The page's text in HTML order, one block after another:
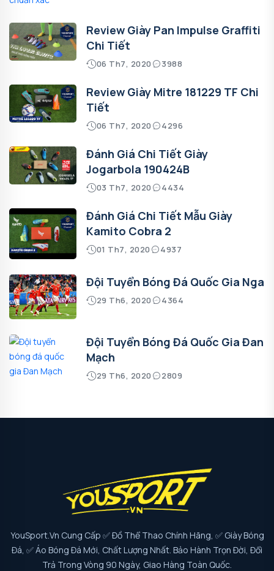
Review Giày Pan Impulse Graffiti
Chi Tiết
06 Th7, 2020 3988
Review Giày Mitre 181229 TF Chi
Tiết
06 Th7, 2020 4296
Đánh Giá Chi Tiết Giày
Jogarbola 190424B
03 Th7, 2020 4434
Đánh Giá Chi Tiết Mẫu Giày
Kamito Cobra 2
01 Th7, 2020 4937
Đội Tuyển Bóng Đá Quốc Gia Nga
29 Th6, 2020 4364
Đội Tuyển Bóng Đá Quốc Gia Đan
Mạch
29 Th6, 2020 2809
YouSport.vn Cung Cấp ✅ Đồ Thể Thao Chính Hãng, ✅ Giày Bóng
Đá, ✅ Áo Bóng Đá Mới, Chất Lượng Nhất. Bảo Hành Trọn Đời, Đổi
Trả Trong Vòng 90 Ngày, Giao Hàng Toàn Quốc.